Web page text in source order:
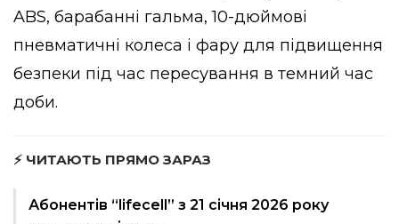
ABS, барабанні гальма, 10-дюймові
пневматичні колеса і фару для підвищення
безпеки під час пересування в темний час
доби.
⚡ ЧИТАЮТЬ ПРЯМО ЗАРАЗ
Абонентів “lifecell” з 21 січня 2026 року